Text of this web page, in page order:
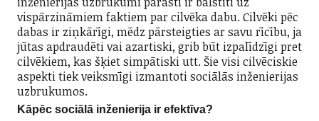
vispārzināmiem faktiem par cilvēka dabu. Cilvēki pēc
dabas ir ziņkārīgi, mēdz pārsteigties ar savu rīcību, ja
jūtas apdraudēti vai azartiski, grib būt izpalīdzīgi pret
cilvēkiem, kas šķiet simpātiski utt. Šie visi cilvēciskie
aspekti tiek veiksmīgi izmantoti sociālās inženierijas
uzbrukumos.
Kāpēc sociālā inženierija ir efektīva?